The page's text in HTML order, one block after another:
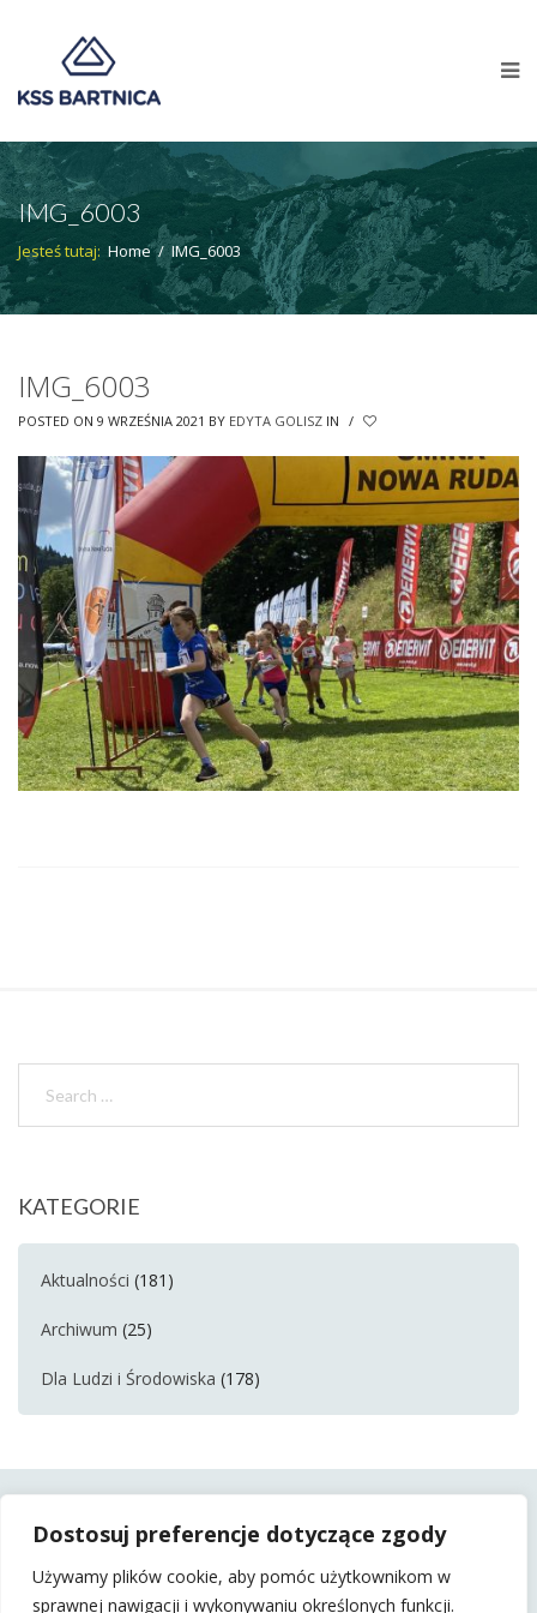
Dostosuj preferencje dotyczące zgody
Używamy plików cookie, aby pomóc użytkownikom w
sprawnej nawigacji i wykonywaniu określonych funkcji.
IMG_6003
Jesteś tutaj: Home / IMG_6003
IMG_6003
POSTED ON 9 WRZEŚNIA 2021 BY EDYTA GOLISZ IN /
KATEGORIE
Aktualności (181)
Archiwum (25)
Dla Ludzi i Środowiska (178)